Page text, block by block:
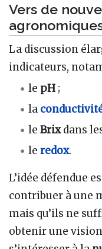
Vers de
La discussion
indicateurs,
le pH ;
la
leBrixdans
leredox.
L’idée défendue
contribuer à une
mais qu’ils ne
obtenir une